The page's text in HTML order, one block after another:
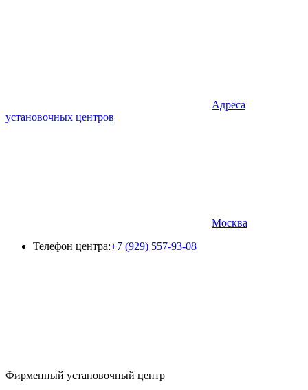
Адреса
установочных центров
Москва
Телефон центра:+7 (929) 557-93-08
Фирменный установочный центр